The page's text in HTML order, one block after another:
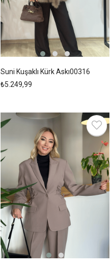
Suni Kuşaklı Kürk Askı00316
₺5.249,99